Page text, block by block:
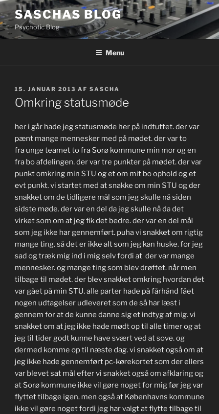
Videre
til
indhold
SASCHAS BLOG
Psychotic Blog
Menu
UDGIVET
DEN
15. JANUAR 2013 AF SASCHA
Omkring statusmøde
her i går hade jeg statusmøde her på indtuttet. der var
pænt mange mennesker med på mødet. der var to
fra unge teamet to fra Sorø kommune min mor og en
fra bo afdelingen. der var tre punkter på mødet. der var
punkt omkring min STU og et om mit bo ophold og et
evt punkt. vi startet med at snakke om min STU og der
snakket om de tidligere mål som jeg skulle nå siden
sidste møde. der var en del da jeg skulle nå da det
virket som om at jeg fik det bedre. der var en del mål
som jeg ikke har gennemført. puha vi snakket om rigtig
mange ting. så det er ikke alt som jeg kan huske. for jeg
sad og træk mig ind i mig selv fordi at der var mange
mennesker. og mange ting som blev drøftet. når men
tilbage til mødet. der blev snakket omkring hvordan det
var gået på min STU. alle parter hade på fårhånd fået
nogen udtagelser udleveret som de så har læst i
gennem for at de kunne danne sig et indtyg af mig. vi
snakket om at jeg ikke hade mødt op til alle timer og at
jeg til tider godt kunne have svært ved at sove. og
dermed komme op til næste dag. vi snakket også om at
jeg ikke hade gennemført pc-kørekortet som der ellers
var blevet sat mål efter vi snakket også om afklaring og
at Sorø kommune ikke vil gøre noget for mig før jeg var
flyttet tilbage igen. men også at Københavns kommune
ikke vil gøre noget fordi jeg har valgt at flytte tilbage til